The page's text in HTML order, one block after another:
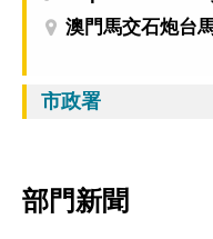
澳門馬交石炮台
市政署
部門新聞